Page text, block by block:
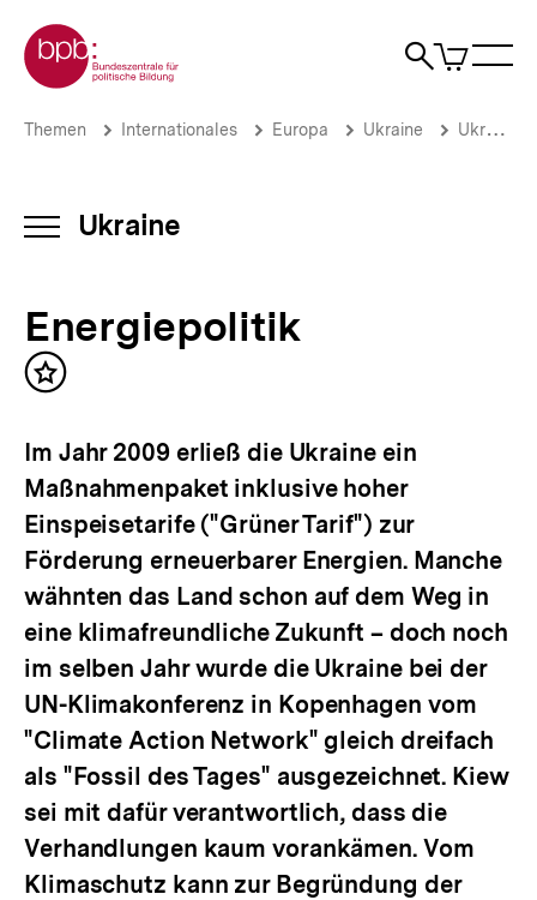
zum
Seiteninhalt
springen
Zur Startseite der bpb
Suche
Artikel
im
Energiepolitik
bpb.de
Brotkrümelnavigation
Pfadnavigation
Themen Internationales Europa Ukraine Ukraine-Analysen: Archiv 2013
INHALTSNAVIGATION
Ukraine
Energiepolitik
Inhalt
Im Jahr 2009 erließ die Ukraine ein
Maßnahmenpaket inklusive hoher
Einspeisetarife ("Grüner Tarif") zur
Förderung erneuerbarer Energien. Manche
wähnten das Land schon auf dem Weg in
eine klimafreundliche Zukunft – doch noch
im selben Jahr wurde die Ukraine bei der
UN-Klimakonferenz in Kopenhagen vom
"Climate Action Network" gleich dreifach
als "Fossil des Tages" ausgezeichnet. Kiew
sei mit dafür verantwortlich, dass die
Verhandlungen kaum vorankämen. Vom
Klimaschutz kann zur Begründung der